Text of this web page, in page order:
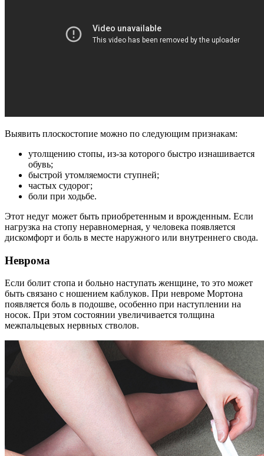
Выявить плоскостопие можно по следующим признакам:
утолщению стопы, из-за которого быстро изнашивается
обувь;
быстрой утомляемости ступней;
частых судорог;
боли при ходьбе.
Этот недуг может быть приобретенным и врожденным. Если
нагрузка на стопу неравномерная, у человека появляется
дискомфорт и боль в месте наружного или внутреннего свода.
Неврома
Если болит стопа и больно наступать женщине, то это может
быть связано с ношением каблуков. При невроме Мортона
появляется боль в подошве, особенно при наступлении на
носок. При этом состоянии увеличивается толщина
межпальцевых нервных стволов.